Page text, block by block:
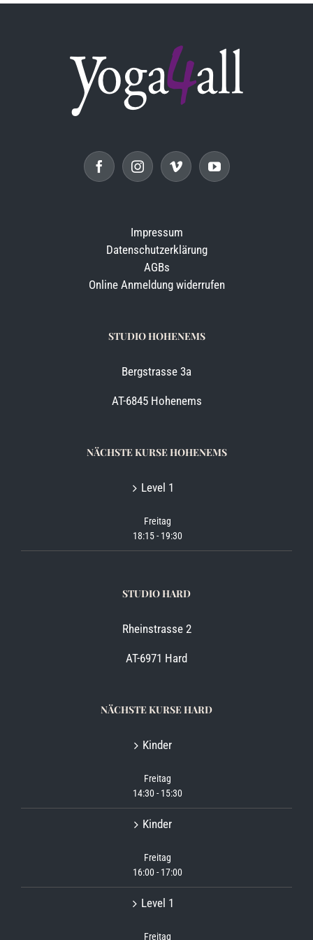
Impressum
Datenschutzerklärung
AGBs
Online Anmeldung widerrufen
STUDIO HOHENEMS
Bergstrasse 3a
AT-6845 Hohenems
NÄCHSTE KURSE HOHENEMS
Level 1
Freitag
18:15-19:30
STUDIO HARD
Rheinstrasse 2
AT-6971 Hard
NÄCHSTE KURSE HARD
Kinder
Freitag
14:30-15:30
Kinder
Freitag
16:00-17:00
Level 1
Freitag